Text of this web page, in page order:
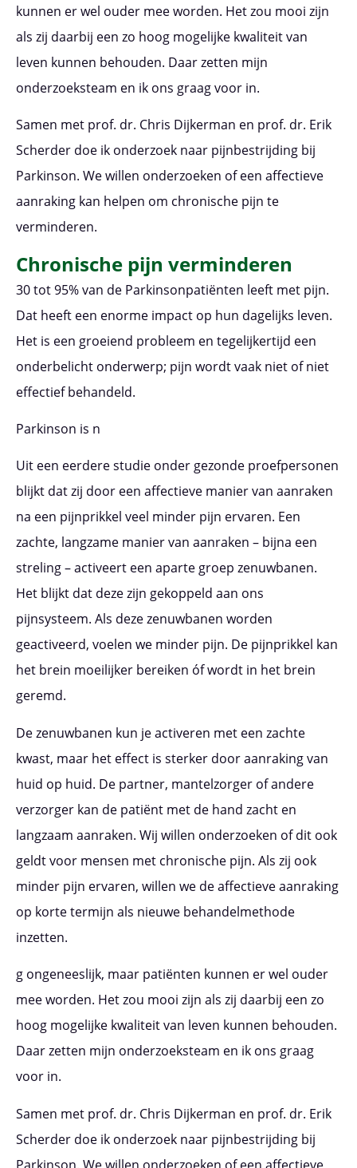
kunnen er wel ouder mee worden. Het zou mooi zijn
als zij daarbij een zo hoog mogelijke kwaliteit van
leven kunnen behouden. Daar zetten mijn
onderzoeksteam en ik ons graag voor in.
Samen met prof. dr. Chris Dijkerman en prof. dr. Erik
Scherder doe ik onderzoek naar pijnbestrijding bij
Parkinson. We willen onderzoeken of een affectieve
aanraking kan helpen om chronische pijn te
verminderen.
Chronische pijn verminderen
30 tot 95% van de Parkinsonpatiënten leeft met pijn.
Dat heeft een enorme impact op hun dagelijks leven.
Het is een groeiend probleem en tegelijkertijd een
onderbelicht onderwerp; pijn wordt vaak niet of niet
effectief behandeld.
Parkinson is n
Uit een eerdere studie onder gezonde proefpersonen
blijkt dat zij door een affectieve manier van aanraken
na een pijnprikkel veel minder pijn ervaren. Een
zachte, langzame manier van aanraken – bijna een
streling – activeert een aparte groep zenuwbanen.
Het blijkt dat deze zijn gekoppeld aan ons
pijnsysteem. Als deze zenuwbanen worden
geactiveerd, voelen we minder pijn. De pijnprikkel kan
het brein moeilijker bereiken óf wordt in het brein
geremd.
De zenuwbanen kun je activeren met een zachte
kwast, maar het effect is sterker door aanraking van
huid op huid. De partner, mantelzorger of andere
verzorger kan de patiënt met de hand zacht en
langzaam aanraken. Wij willen onderzoeken of dit ook
geldt voor mensen met chronische pijn. Als zij ook
minder pijn ervaren, willen we de affectieve aanraking
op korte termijn als nieuwe behandelmethode
inzetten.
g ongeneeslijk, maar patiënten kunnen er wel ouder
mee worden. Het zou mooi zijn als zij daarbij een zo
hoog mogelijke kwaliteit van leven kunnen behouden.
Daar zetten mijn onderzoeksteam en ik ons graag
voor in.
Samen met prof. dr. Chris Dijkerman en prof. dr. Erik
Scherder doe ik onderzoek naar pijnbestrijding bij
Parkinson. We willen onderzoeken of een affectieve